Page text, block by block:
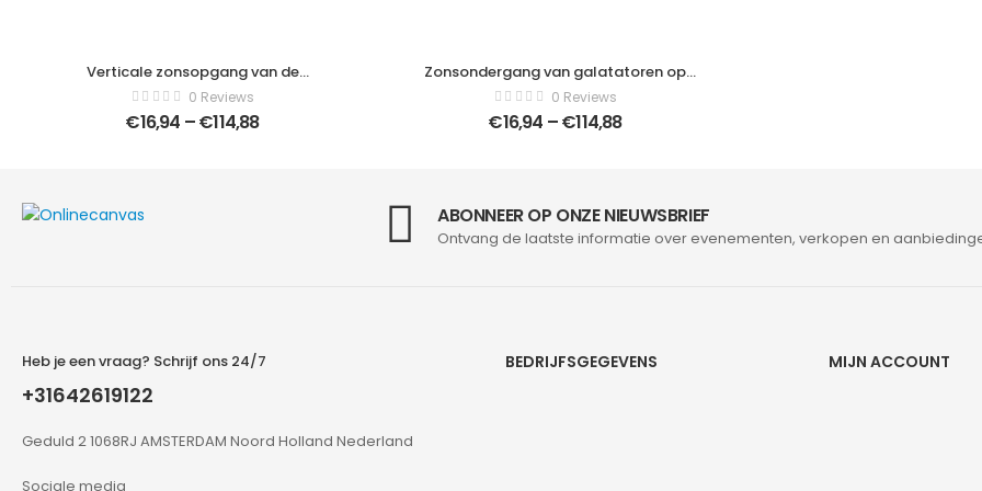
Verticale zonsopgang van de
Maagdentoren in Üsküdar aan de
Aziatische kant van Istanbul, Turkije met
de Hagia Sophia op de achtergrond –
0 Reviews
€16,94 –€114,88
Zonsondergang van galatatoren op
istanbul – Moderne schilderijen –
Verticaal – 1631944489
0 Reviews
€16,94 –€114,88
ABONNEER OP ONZE NIEUWSBRIEF
Ontvang de laatste informatie over evenementen, verkopen en
Heb je een vraag? Schrijf ons 24/7
+31642619122
Geduld 2 1068RJ AMSTERDAM Noord Holland Nederland
Sociale media
BEDRIJFSGEGEVENS MIJN ACCOUNT